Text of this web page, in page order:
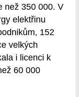
než 350 000. V
elektřinu
152
velkých
i licenci k
60 000